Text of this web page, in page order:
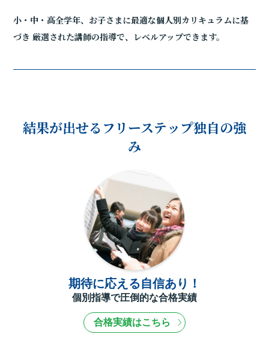
小・中・高全学年、お子さまに最適な個人別カリキュラムに基
づき 厳選された講師の指導で、レベルアップできます。
結果が出せるフリーステップ独自の強
み
期待に応える自信あり！
個別指導で圧倒的な合格実績
合格実績はこちら